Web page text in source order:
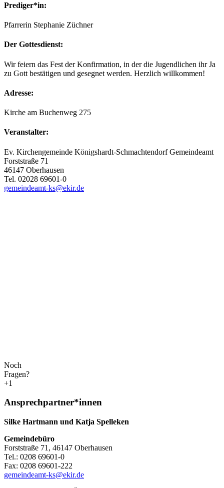
Prediger*in:
Pfarrerin Stephanie Züchner
Der Gottesdienst:
Wir feiern das Fest der Konfirmation, in der die Jugendlichen ihr Ja
zu Gott bestätigen und gesegnet werden. Herzlich willkommen!
Adresse:
Kirche am Buchenweg 275
Veranstalter:
Ev. Kirchengemeinde Königshardt-Schmachtendorf Gemeindeamt
Forststraße 71
46147 Oberhausen
Tel. 02028 69601-0
gemeindeamt-ks@ekir.de
Noch
Fragen?
+1
Ansprechpartner*innen
Silke Hartmann und Katja Spelleken
Gemeindebüro
Forststraße 71, 46147 Oberhausen
Tel.: 0208 69601-0
Fax: 0208 69601-222
gemeindeamt-ks@ekir.de